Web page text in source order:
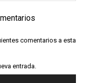
comentarios a esta
entrada.